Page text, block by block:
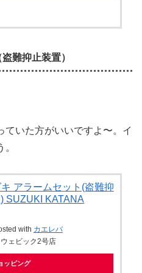
難抑止装置）
いた方がいいですよ〜。イ
アラームセット(盗難抑
SUZUKI KATANA
with カエレバ
ウェビック2号店
ッピング